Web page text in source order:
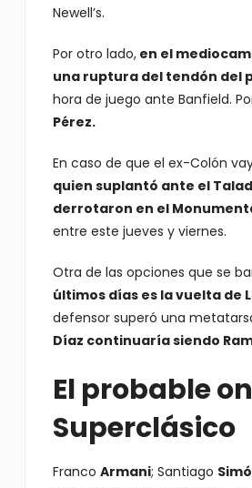
Newell’s.
Por otro lado,en el
una ruptura del tendón del
hora de juego ante Banfield.
Pérez.
En caso de que el ex-Colón
quien suplantó ante el
derrotaron en el
entre este jueves y viernes.
Otra de las opciones que se
últimos días es la vuelta de
defensor superó una
Díaz continuaría siendo
El probable
Superclásico
Franco Armani; Santiago